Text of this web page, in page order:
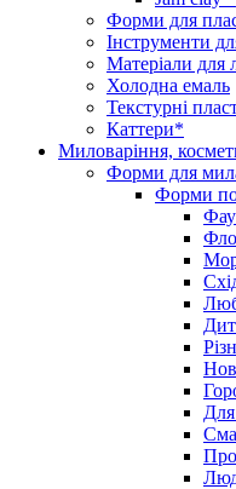
Форми для
Інструменти
Матеріали для
Холодна емаль
Текстурні
Каттери*
Миловаріння,
Форми для
Форми
Для